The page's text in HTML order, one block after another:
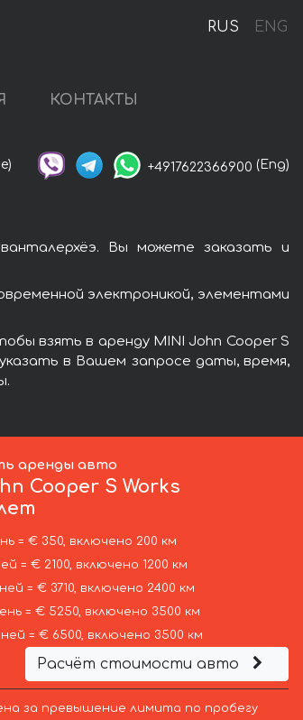
RUS ENG
КОНТАКТЫ
+4917622366900 (Eng)
Вы можете заказать и
электроникой, элементами
взять в аренду MINI John Cooper S
в Вашем запросе даты, время,
аренды авто
Cooper S Works
= € 350, включено 200 км
= € 2100, включено 1200 км
= € 3710, включено 2400 км
= € 5250, включено 3500 км
= € 6500, включено 3500 км
Расчёт стоимости авто
за превышение лимита по пробегу